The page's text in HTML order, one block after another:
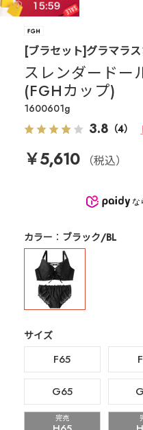
[ブラセット]グラマラ
スレンダードー
(FGHカップ)
1600601g
3.8 （4）
￥5,610 （税込）
な
カラー ブラック/BL
サイズ
F65
G65
完売